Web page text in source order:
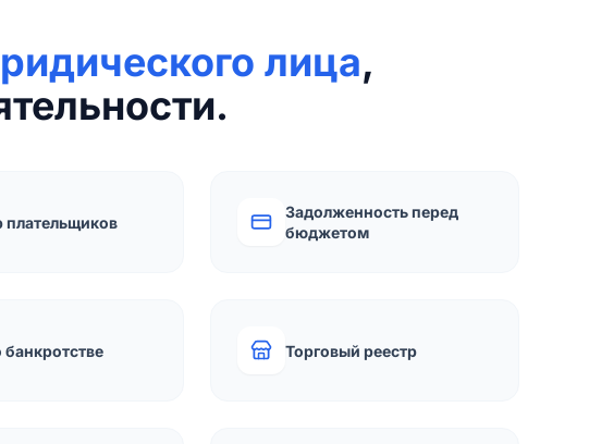
лица,
плательщиков
Задолженность перед
бюджетом
банкротстве Торговый реестр